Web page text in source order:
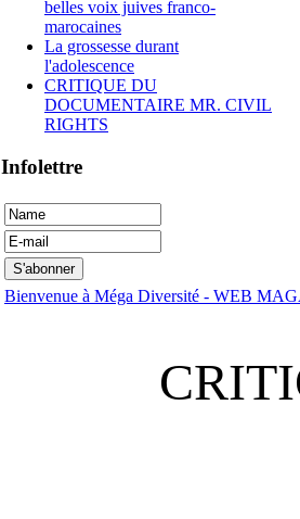
belles voix juives franco-
marocaines
La grossesse durant
l'adolescence
CRITIQUE DU
DOCUMENTAIRE MR. CIVIL
RIGHTS
Infolettre
Bienvenue à Méga Diversité - WEB